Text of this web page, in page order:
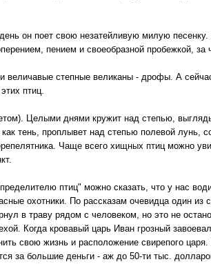
он поет свою незатейливую милую
пением и своеобразной пробежкой, за
степные великаны - дрофы. А
птиц.
Целыми днями кружит над степью,
тень, проплывет над степью полевой лунь,
Чаще всего хищных птиц можно
птиц" можно сказать, что у нас
охотники. По рассказам очевидца один из
в траву рядом с человеком, но это не
Когда кровавый царь Иван грозный
свою жизнь и расположение свирепого
за большие деньги - аж до 50-ти тыс.